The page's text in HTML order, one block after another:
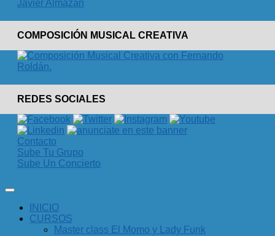
COMPOSICIÓN MUSICAL CREATIVA
REDES SOCIALES
Contacto
Sube Tu Grupo
Sube Un Concierto
INICIO
CURSOS
Master class El Momo y Lady Funk